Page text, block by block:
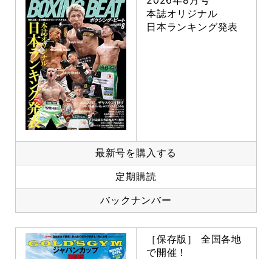
本誌オリジナル
日本ランキング発表
最新号を購入する
定期購読
バックナンバー
［保存版］ 全国各地
で開催！